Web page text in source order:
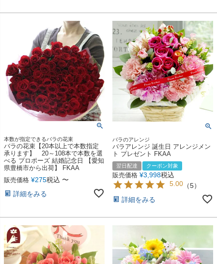
本数が指定できるバラの花束
バラの花束【20本以上で本数指定
承ります】 20～108本で本数を選
べる プロポーズ 結婚記念日 【愛知
県豊橋市から出荷】 FKAA
販売価格 ¥275税込 〜
詳細をみる
バラのアレンジ
バラアレンジ 誕生日 アレンジメン
ト プレゼント FKAA
翌日配達 クーポン対象
販売価格 ¥3,998税込
5.00 （5）
詳細をみる